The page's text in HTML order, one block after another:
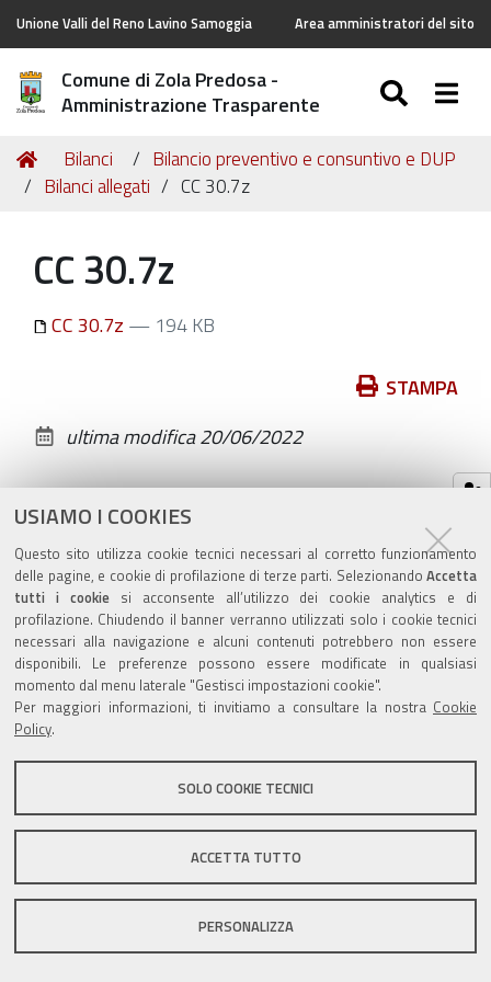
USIAMO I COOKIES
Questo sito utilizza cookie tecnici necessari al corretto funzionamento
delle pagine, e cookie di profilazione di terze parti. Selezionando Accetta
tutti i cookiesi acconsente all’utilizzo dei cookie analytics e di
profilazione. Chiudendo il banner verranno utilizzati solo i cookie tecnici
necessari alla navigazione e alcuni contenuti potrebbero non essere
disponibili. Le preferenze possono essere modificate in qualsiasi
momento dal menu laterale "Gestisci impostazioni cookie".
Per maggiori informazioni, ti invitiamo a consultare la nostra Cookie
Policy.
SOLO COOKIE TECNICI
ACCETTA TUTTO
PERSONALIZZA
Unione Valli del Reno Lavino Samoggia Area amministratori del sito
Comune di Zola Predosa -
Amministrazione Trasparente
Tu
sei
Home
Bilanci
Bilancio preventivo e consuntivo e DUP
Bilanci allegati
CC 30.7z
CC 30.7z
CC 30.7z — 194 KB
documento
STAMPA
ultima modifica20/06/2022
Valuta questo sito
Sito istituzionale Comune di Zola Predosa
Privacy policy|DPO|Accessibilità